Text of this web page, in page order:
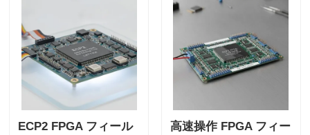
ECP2 FPGA フィール
高速操作 FPGA フィー